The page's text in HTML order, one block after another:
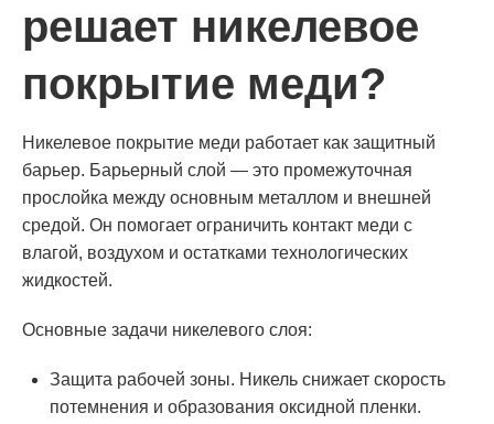
решает никелевое
покрытие меди?
Никелевое покрытие меди работает как защитный
барьер. Барьерный слой — это промежуточная
прослойка между основным металлом и внешней
средой. Он помогает ограничить контакт меди с
влагой, воздухом и остатками технологических
жидкостей.
Основные задачи никелевого слоя:
Защита рабочей зоны. Никель снижает скорость
потемнения и образования оксидной пленки.